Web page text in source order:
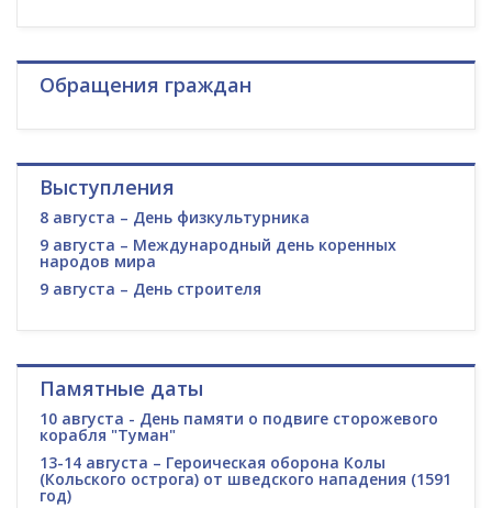
Обращения граждан
Выступления
8 августа – День физкультурника
9 августа – Международный день коренных
народов мира
9 августа – День строителя
Памятные даты
10 августа - День памяти о подвиге сторожевого
корабля "Туман"
13-14 августа – Героическая оборона Колы
(Кольского острога) от шведского нападения (1591
год)